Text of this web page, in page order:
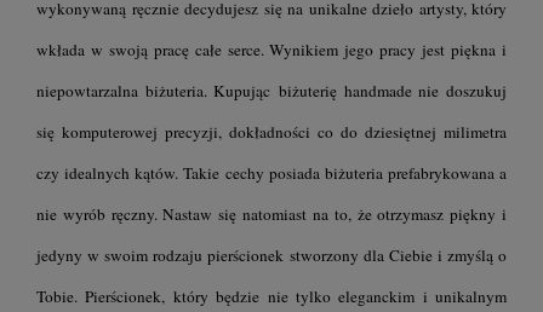
wykonywaną ręcznie decydujesz się na unikalne dzieło artysty, który
wkłada w swoją pracę całe serce. Wynikiem jego pracy jest piękna i
niepowtarzalna biżuteria. Kupując biżuterię handmade nie doszukuj
się komputerowej precyzji, dokładności co do dziesiętnej milimetra
czy idealnych kątów. Takie cechy posiada biżuteria prefabrykowana a
nie wyrób ręczny. Nastaw się natomiast na to, że otrzymasz piękny i
jedyny w swoim rodzaju pierścionek stworzony dla Ciebie i zmyślą o
Tobie. Pierścionek, który będzie nie tylko eleganckim i unikalnym